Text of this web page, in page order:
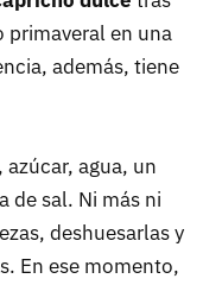
primaveral en una
además, tiene
agua, un
de sal. Ni más ni
deshuesarlas y
En ese momento,